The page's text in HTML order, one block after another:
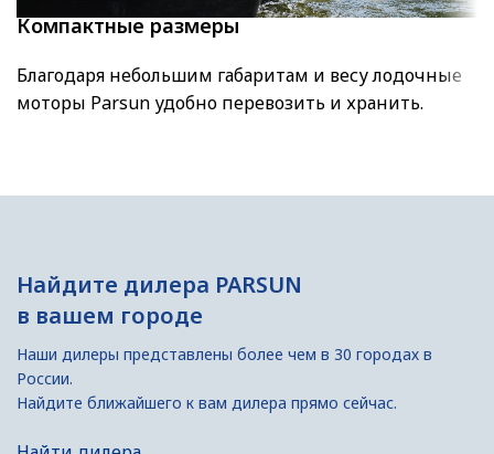
Компактные размеры
Благодаря небольшим габаритам и весу лодочные
моторы Parsun удобно перевозить и хранить.
Найдите дилера PARSUN
в вашем городе
Наши дилеры представлены более чем в 30 городах в
России.
Найдите ближайшего к вам дилера прямо сейчас.